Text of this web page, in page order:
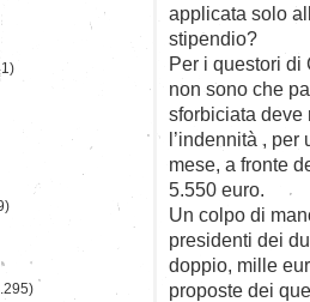
applicata solo
stipendio?
Per i questori di
non sono che
sforbiciata deve
l’indennità , per
mese, a fronte
5.550 euro.
Un colpo di
presidenti dei
doppio, mille
proposte dei